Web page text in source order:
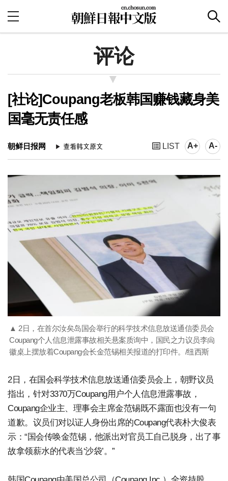
评论
[社论]Coupang老板韩国赚钱藏身美
国毫无责任感
朝鲜日报网 LIST A+ A-
▲ 2日，在首尔汝矣岛国会举行的科学技术信息放送通信委员会
Coupang个人信息泄露事故相关悬案质询中，国民之力议员李尙
徽桌上摆放着Coupang会长金范锡相关报道的打印件。/纽西斯
2日，在国会科学技术信息放送通信委员会上，朝野议员
指出，针对3370万Coupang用户个人信息泄露事故，
Coupang企业主、理事会主席金范锡既不露面也没有一句
道歉。议员们对以证人身份出席的Coupang代表朴大俊表
示：“国会传唤金范锡，他派出对官员工自己脱身，出了事
故拿领薪水的代表当‘沙袋’。”